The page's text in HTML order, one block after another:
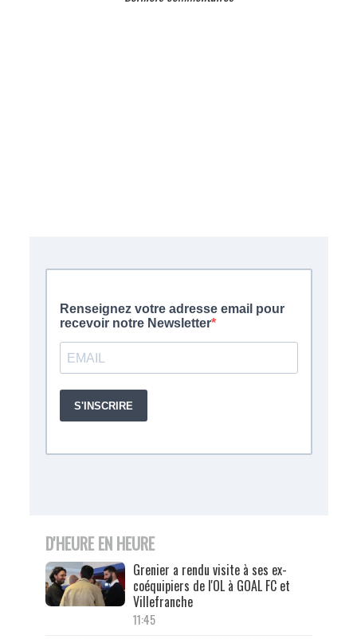
D'HEURE EN HEURE
Grenier a rendu visite à ses ex-
coéquipiers de l'OL à GOAL FC et
Villefranche
11:45